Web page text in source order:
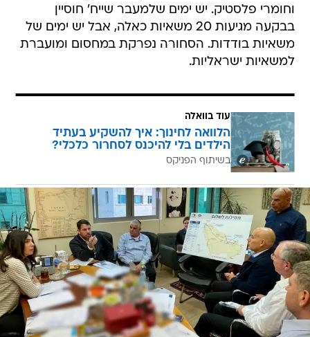
וחומרי פלסטיק. יש ימים שלמעבר שייח' חוסיין
בבקעה מגיעות 20 משאיות כאלה, אבל יש ימים של
משאיות בודדות. הסחורה נפרקת במחסום ומועברת
למשאיות ישראליות.
עוד בוואלה
הלוואה לחינוך: איך להשקיע בעתיד
הילדים בלי להיכנס לסחרור כלכלי?
בשיתוף הפניקס